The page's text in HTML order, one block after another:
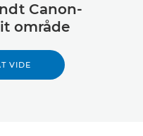
Canon-
område
VIDE